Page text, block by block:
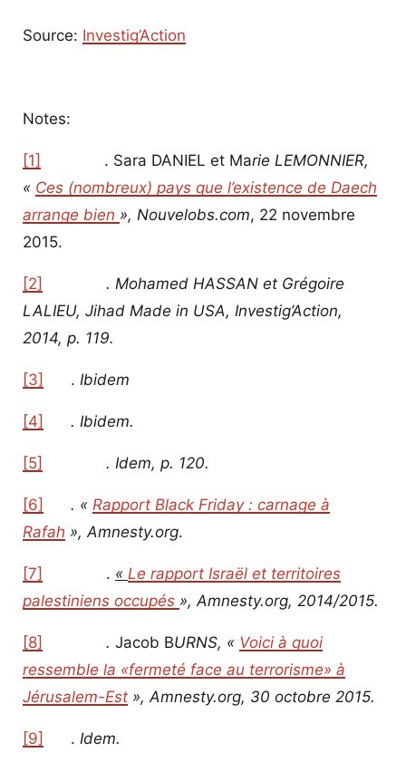
Source: Investig’Action
Notes:
[1] . Sara DANIEL et Marie LEMONNIER,
« Ces (nombreux) pays que l’existence de Daech
arrange bien », Nouvelobs.com, 22 novembre
2015.
[2]
. Mohamed HASSAN et Grégoire
LALIEU, Jihad Made in USA, Investig’Action,
2014, p. 119.
[3] . Ibidem
[4] . Ibidem.
[5] . Idem, p. 120.
[6] . « Rapport Black Friday : carnage à
Rafah », Amnesty.org.
[7] . « Le rapport Israël et territoires
palestiniens occupés », Amnesty.org, 2014/2015.
[8] . Jacob BURNS, « Voici à quoi
ressemble la «fermeté face au terrorisme» à
Jérusalem-Est », Amnesty.org, 30 octobre 2015.
[9] . Idem.